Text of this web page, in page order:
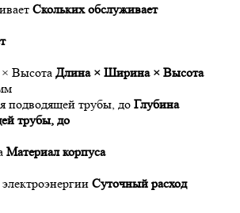
Скольких обслуживает
Длина × Ширина × Высота
Глубина
трубы, до
Материал корпуса
Суточный расход